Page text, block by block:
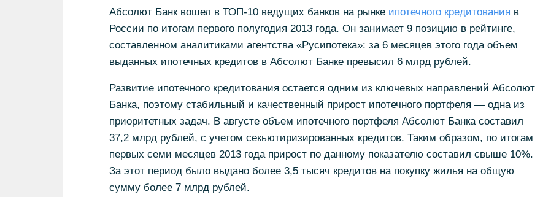
Абсолют Банк вошел в ТОП-10 ведущих банков на рынке ипотечного кредитования в
России по итогам первого полугодия 2013 года. Он занимает 9 позицию в рейтинге,
составленном аналитиками агентства «Русипотека»: за 6 месяцев этого года объем
выданных ипотечных кредитов в Абсолют Банке превысил 6 млрд рублей.
Развитие ипотечного кредитования остается одним из ключевых направлений Абсолют
Банка, поэтому стабильный и качественный прирост ипотечного портфеля — одна из
приоритетных задач. В августе объем ипотечного портфеля Абсолют Банка составил
37,2 млрд рублей, с учетом секьютиризированных кредитов. Таким образом, по итогам
первых семи месяцев 2013 года прирост по данному показателю составил свыше 10%.
За этот период было выдано более 3,5 тысяч кредитов на покупку жилья на общую
сумму более 7 млрд рублей.